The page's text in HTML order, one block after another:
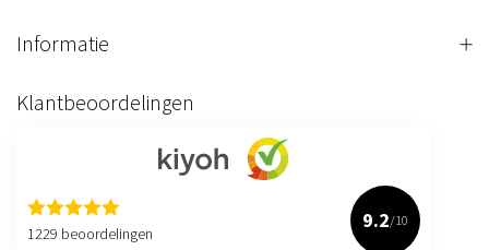
Informatie
Klantbeoordelingen
1229 beoordelingen
9.2/10